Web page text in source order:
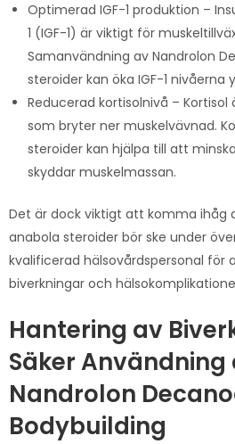
Optimerad IGF-1 produktion –
1 (IGF-1) är viktigt för
Samanvändning av Nandrolon
steroider kan öka IGF-1 nivåerna
Reducerad kortisolnivå –
som bryter ner muskelvävnad.
steroider kan hjälpa till att
skyddar muskelmassan.
Det är dock viktigt att komma ihåg
anabola steroider bör ske under
kvalificerad hälsovårdspersonal för
biverkningar och
Hantering av
Säker Användning
Nandrolon
Bodybuilding